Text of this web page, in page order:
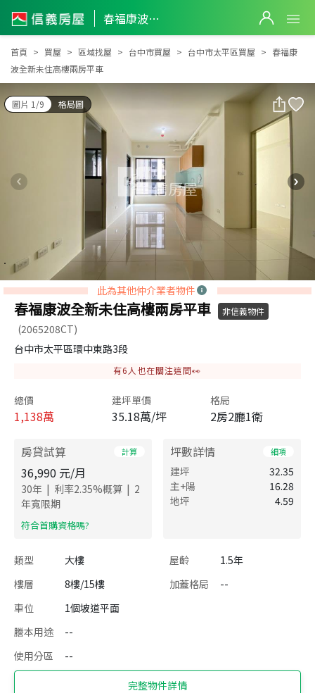
春福康波全新未住高樓兩房平車
春福康波全新未住高樓兩房平車
首頁 買屋 區域找屋 台中市買屋 台中市太平區買屋
春福康
波全新未住高樓兩房平車
圖片 1/9 格局圖
此為其他仲介業者物件
春福康波全新未住高樓兩房平車 非信義物件
(2065208CT)
台中市太平區環中東路3段
有6 人也在關注這間👀
總價
1,138萬
建坪單價
35.18萬/坪
格局
2房2廳1衛
房貸試算 計算
36,990 元/月
30年 | 利率2.35%概算 | 2
年寬限期
​符合首購資格嗎?
坪數詳情 細項
建坪
32.35
主+陽
16.28
地坪
4.59
類型 大樓 屋齡
1.5年
樓層
8樓/15樓 加蓋格局
--
車位
1個坡道平面
謄本用途
--
使用分區
--
完整物件詳情